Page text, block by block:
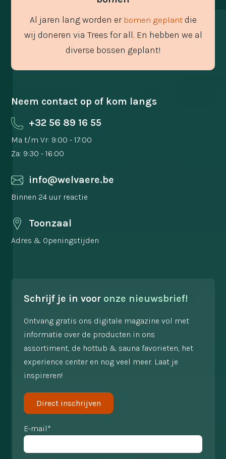
Al jaren lang worden er bomen geplantdie
wij doneren via Trees for all. En hebben we al
diverse bossen geplant!
Neem contact op of kom langs
+32 56 89 16 55
Ma t/m Vr: 9:00 - 17:00
Za: 9:30 - 16:00
info@welvaere.be
Binnen 24 uur reactie
Toonzaal
Adres & Openingstijden
Schrijf je in voor onze nieuwsbrief!
Ontvang gratis ons digitale magazine vol met
informatie over de producten in ons
assortiment, de hottub & sauna favorieten, het
experience center en nog veel meer. Laat je
inspireren!
Direct inschrijven
E-mail*